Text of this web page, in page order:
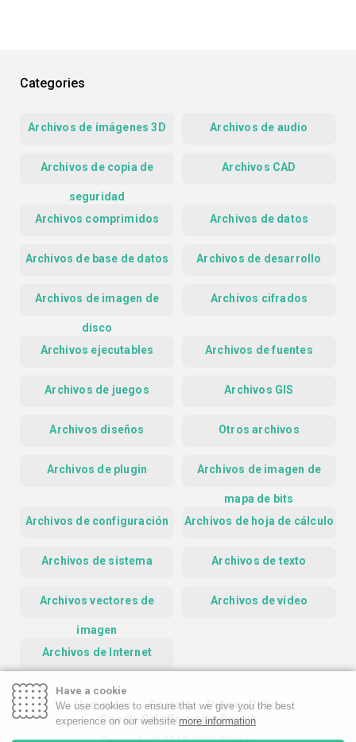
Categories
Archivos de imágenes 3D Archivos de audio
Archivos de copia de
seguridad
Archivos CAD
Archivos comprimidos Archivos de datos
Archivos de base de datos Archivos de desarrollo
Archivos de imagen de
disco
Archivos cifrados
Archivos ejecutables Archivos de fuentes
Archivos de juegos Archivos GIS
Archivos diseños Otros archivos
Archivos de plugin Archivos de imagen de
mapa de bits
Archivos de configuración
Archivos de hoja de cálculo
Archivos de sistema Archivos de texto
Archivos vectores de
imagen
Archivos de vídeo
Archivos de Internet
Homepage Contact
Privacy Policy
Google Safe Browsing Report
Have a cookie
We use cookies to ensure that we give you the best
experience on our website more information